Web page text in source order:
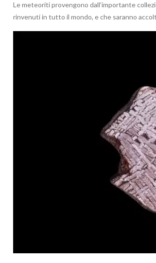
Le meteoriti provengono dall’importante
rinvenuti in tutto il mondo, e che saranno